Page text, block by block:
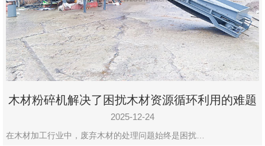
木材粉碎机解决了困扰木材资源循环利用的难题
2025-12-24
在木材加工行业中，废弃木材的处理问题始终是困扰…